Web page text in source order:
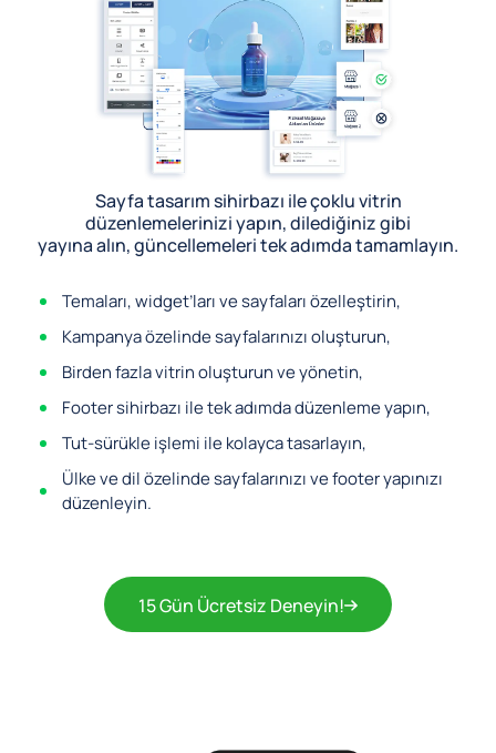
Sayfa tasarım sihirbazı ile çoklu vitrin
düzenlemelerinizi yapın, dilediğiniz gibi
yayına alın, güncellemeleri tek adımda tamamlayın.
Temaları, widget’ları ve sayfaları özelleştirin,
Kampanya özelinde sayfalarınızı oluşturun,
Birden fazla vitrin oluşturun ve yönetin,
Footer sihirbazı ile tek adımda düzenleme yapın,
Tut-sürükle işlemi ile kolayca tasarlayın,
Ülke ve dil özelinde sayfalarınızı ve footer yapınızı
düzenleyin.
15 Gün Ücretsiz Deneyin!